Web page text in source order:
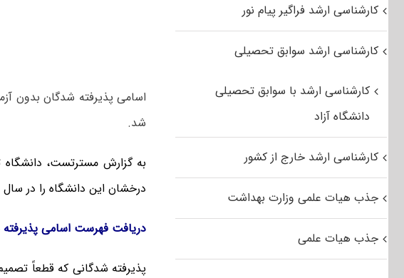
شد.
به گزارش مسترتست، دانشگاه
درخشان این دانشگاه را در سال ۱۳۹۵ اعلام کرد:
دریافت فهرست اسامی پذیرفته شدگان
پذیرفته شدگانی که قطعاً
کارشناسی ارشد فراگیر پیام نور
کارشناسی ارشد سوابق تحصیلی
کارشناسی ارشد با سوابق تحصیلی
دانشگاه آزاد
کارشناسی ارشد خارج از کشور
جذب هیات علمی وزارت بهداشت
جذب هیات علمی